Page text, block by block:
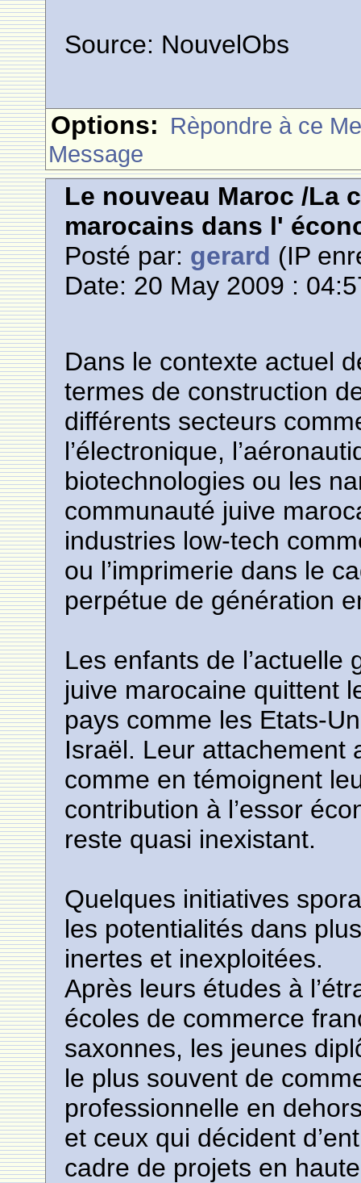
Source: NouvelObs
Options: Rèpondre à ce
Message
Le nouveau Maroc /La
marocains dans l'
Posté par: gerard (IP
Date: 20 May 2009 :
Dans le contexte actuel
termes de construction
différents secteurs
l’électronique,
biotechnologies ou les
communauté juive
industries low-tech
ou l’imprimerie dans le
perpétue de génération
Les enfants de
juive marocaine quittent
pays comme les Etats-
Israël. Leur attachement
comme en témoignent
contribution à l’essor
reste quasi inexistant.
Quelques initiatives
les potentialités dans
inertes et inexploitées.
Après leurs études à
écoles de commerce
saxonnes, les jeunes
le plus souvent de
professionnelle en
et ceux qui décident
cadre de projets en